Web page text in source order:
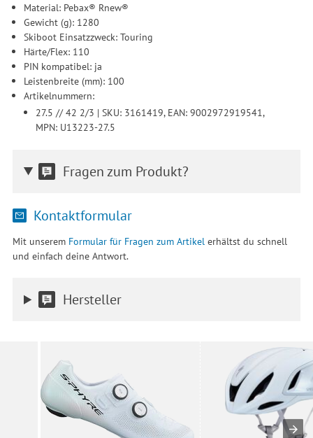
Material: Pebax® Rnew®
Gewicht (g): 1280
Skiboot Einsatzzweck: Touring
Härte/Flex: 110
PIN kompatibel: ja
Leistenbreite (mm): 100
Artikelnummern:
27.5 // 42 2/3 | SKU: 3161419, EAN: 9002972919541,
MPN: U13223-27.5
Fragen zum Produkt?
Kontaktformular
Mit unserem Formular für Fragen zum Artikel erhältst du schnell
und einfach deine Antwort.
Hersteller